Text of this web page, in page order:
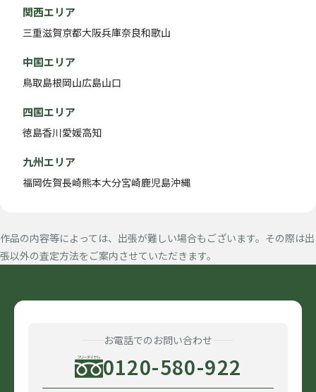
関西エリア
三重滋賀京都大阪兵庫奈良和歌山
中国エリア
鳥取島根岡山広島山口
四国エリア
徳島香川愛媛高知
九州エリア
福岡佐賀長崎熊本大分宮崎鹿児島沖縄
作品の内容等によっては、出張が難しい場合もございます。その際は出
張以外の査定方法をご案内させていただきます。
お電話でのお問い合わせ
0120-580-922